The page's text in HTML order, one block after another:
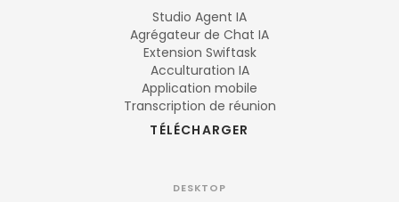
Studio Agent IA
Agrégateur de Chat IA
Extension Swiftask
Acculturation IA
Application mobile
Transcription de réunion
TÉLÉCHARGER
DESKTOP